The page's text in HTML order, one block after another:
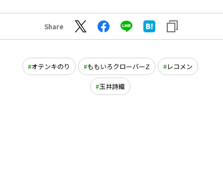
Share
オテンキのり ももいろクローバーZ レコメン
玉井詩織